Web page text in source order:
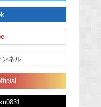
ンネル